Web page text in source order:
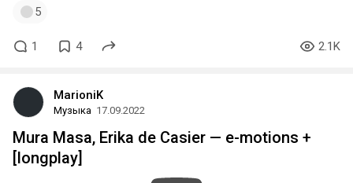
5
1 4 2.1K
MarioniK
Музыка 17.09.2022
Mura Masa, Erika de Casier — e-motions +
[longplay]